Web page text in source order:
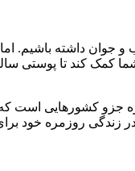
داشته باشیم. اما
کند تا پوستی
جزو کشورهایی است
زندگی روزمره خود